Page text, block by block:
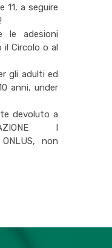
11, a seguire
le adesioni
il Circolo o al
gli adulti ed
anni, under
devoluto a
I
non